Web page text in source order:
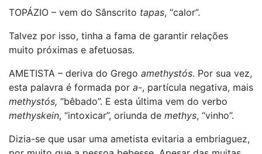
TOPÁZIO – vem do Sânscrito tapas, “calor”.
Talvez por isso, tinha a fama de garantir relações
muito próximas e afetuosas.
AMETISTA – deriva do Grego amethystós. Por sua vez,
esta palavra é formada por a-, partícula negativa, mais
methystós, “bêbado”. E esta última vem do verbo
methyskein, “intoxicar”, oriunda de methys, “vinho”.
Dizia-se que usar uma ametista evitaria a embriaguez,